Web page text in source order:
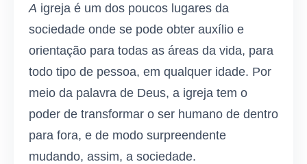
A igreja é um dos poucos lugares da
sociedade onde se pode obter auxílio e
orientação para todas as áreas da vida, para
todo tipo de pessoa, em qualquer idade. Por
meio da palavra de Deus, a igreja tem o
poder de transformar o ser humano de dentro
para fora, e de modo surpreendente
mudando, assim, a sociedade.